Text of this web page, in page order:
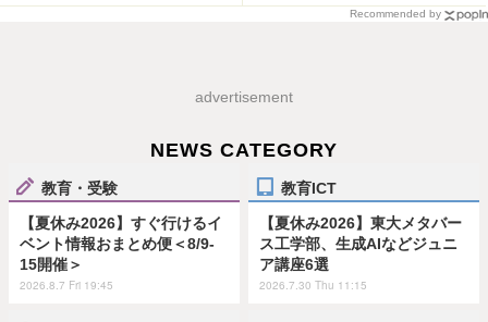
Recommended by
advertisement
NEWS CATEGORY
教育・受験
【夏休み2026】すぐ行けるイ
ベント情報おまとめ便＜8/9-
15開催＞
2026.8.7 Fri 19:45
教育ICT
【夏休み2026】東大メタバー
ス工学部、生成AIなどジュニ
ア講座6選
2026.7.30 Thu 11:15